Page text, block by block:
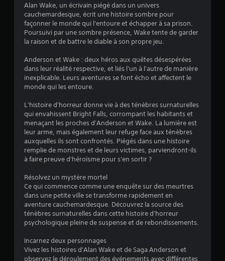
é
t
i
l
e
s
u
r
Alan Wake, un écrivain piégé dans un univers
cauchemardesque, écrit une histoire sombre pour
façonner le monde qui l'entoure et échapper à sa prison.
Poursuivi par une sombre présence, Wake tente de garder
la raison et de battre le diable à son propre jeu.
Anderson et Wake : deux héros aux quêtes désespérées
dans leur réalité respective, et liés l'un à l'autre de manière
inexplicable. Leurs aventures se font écho et affectent le
monde qui les entoure.
L'histoire d'horreur donne vie à des ténèbres surnaturelles
qui envahissent Bright Falls, corrompant les habitants et
menaçant les proches d'Anderson et Wake. La lumière est
leur arme, mais également leur refuge face aux ténèbres
auxquelles ils sont confrontés. Piégés dans une histoire
remplie de monstres et de leurs victimes, parviendront-ils
à faire preuve d'héroïsme pour s'en sortir ?
Résolvez un mystère mortel
Ce qui commence comme une enquête sur des meurtres
dans une petite ville se transforme rapidement en
aventure cauchemardesque. Découvrez la source des
ténèbres surnaturelles dans cette histoire d'horreur
psychologique pleine de suspense et de rebondissements.
Incarnez deux personnages
Vivez les histoires d'Alan Wake et de Saga Anderson et
observez le déroulement des événements avec différentes